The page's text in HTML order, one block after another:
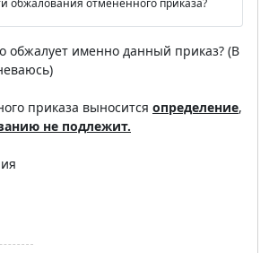
обжалования отмененного приказа?
обжалует именно данный приказ? (В
приказа выносится определение,
не подлежит.